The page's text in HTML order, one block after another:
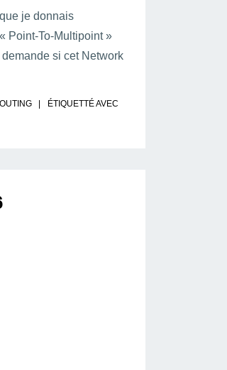
je donnais
Point-To-Multipoint »
si cet Network
ÉTIQUETTÉ AVEC